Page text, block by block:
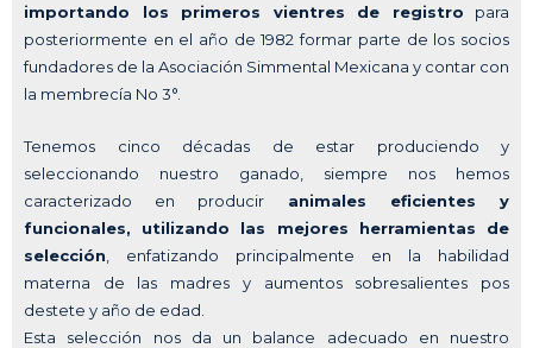
importando los primeros vientres de registro para
posteriormente en el año de 1982 formar parte de los socios
fundadores de la Asociación Simmental Mexicana y contar con
la membrecía No 3°.
Tenemos cinco décadas de estar produciendo y
seleccionando nuestro ganado, siempre nos hemos
caracterizado en producir animales eficientes y
funcionales, utilizando las mejores herramientas de
selección , enfatizando principalmente en la habilidad
materna de las madres y aumentos sobresalientes pos
destete y año de edad.
Esta selección nos da un balance adecuado en nuestro